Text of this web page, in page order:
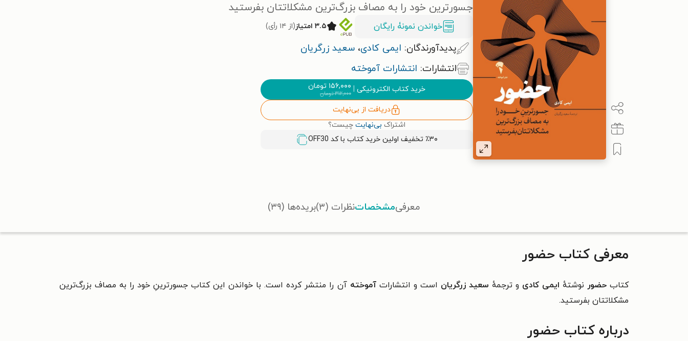
جسورترین خود را به مصاف بزرگ‌ترین مشکلاتتان بفرستید
خواندن نمونۀ رایگان ۳.۵ امتیاز (از ۱۴ رأی)
پدیدآورندگان: ایمی کادی، سعید زرگریان
انتشارات: انتشارات آموخته
خرید کتاب الکترونیکی | ۱۵۶,۰۰۰ تومان
۳۱۲,۰۰۰تومان
دریافت از بی‌نهایت
اشتراک بی‌نهایت چیست؟
٪۳۰ تخفیف اولین خرید کتاب با کد
OFF30
معرفیمشخصاتنظرات (۳) بریده‌ها (۳۹)
معرفی کتاب حضور
کتاب حضور نوشتهٔ ایمی کادی و ترجمهٔ سعید زرگریان است و انتشاراتآموختهآن را منتشر کرده است. با خواندن این کتاب جسورترینِ خود را به مصاف بزرگ‌ترین
مشکلاتتان بفرستید.
درباره کتاب حضور